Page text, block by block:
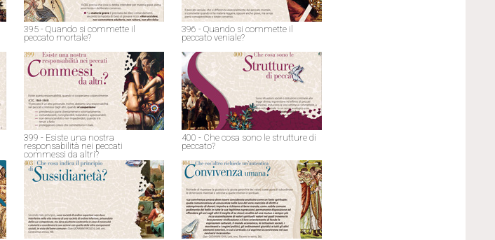
395 - Quando si commette il
peccato mortale?
396 - Quando si commette il
peccato veniale?
399 - Esiste una nostra
responsabilità nei peccati
commessi da altri?
400 - Che cosa sono le strutture di
peccato?